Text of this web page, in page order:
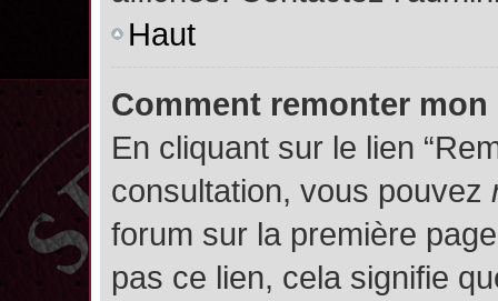
Haut
Comment remonter
En cliquant sur le lien
consultation, vous pouvez
forum sur la première
pas ce lien, cela signifie